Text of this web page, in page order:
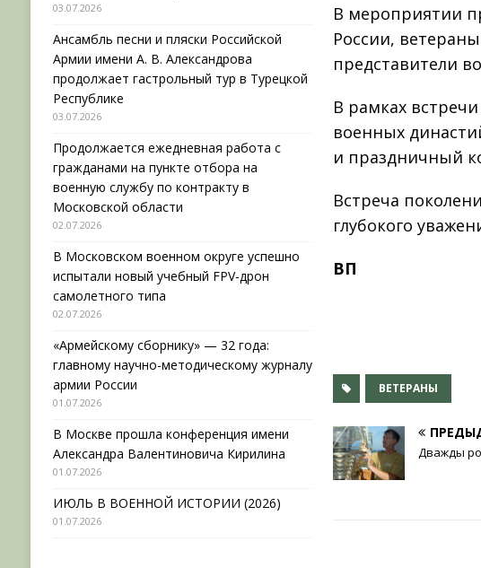
В мероприятии
России,
представители
В рамках
военных
и праздничный
Встреча
глубокого
ВП
ВЕТЕРАНЫ
Дважды
03.07.2026
Ансамбль песни и пляски Российской
Армии имени А. В. Александрова
продолжает гастрольный тур в Турецкой
Республике
03.07.2026
Продолжается ежедневная работа с
гражданами на пункте отбора на
военную службу по контракту в
Московской области
02.07.2026
В Московском военном округе успешно
испытали новый учебный FPV-дрон
самолетного типа
02.07.2026
«Армейскому сборнику» — 32 года:
главному научно-методическому журналу
армии России
01.07.2026
В Москве прошла конференция имени
Александра Валентиновича Кирилина
01.07.2026
ИЮЛЬ В ВОЕННОЙ ИСТОРИИ (2026)
01.07.2026